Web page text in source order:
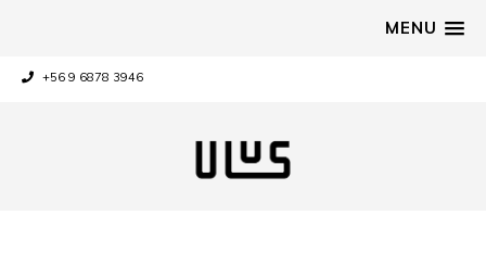
MENU
+56 9 6878 3946